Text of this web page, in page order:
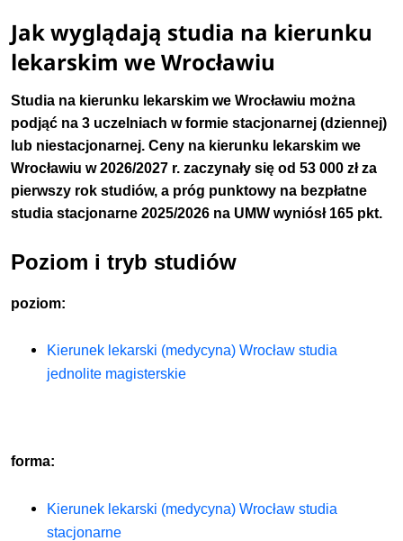
Jak wyglądają studia na kierunku
lekarskim we Wrocławiu
Studia na kierunku lekarskim we Wrocławiu można
podjąć na 3 uczelniach w formie stacjonarnej (dziennej)
lub niestacjonarnej. Ceny na kierunku lekarskim we
Wrocławiu w 2026/2027 r. zaczynały się od 53 000 zł za
pierwszy rok studiów, a próg punktowy na bezpłatne
studia stacjonarne 2025/2026 na UMW wyniósł 165 pkt.
Poziom i tryb studiów
poziom:
Kierunek lekarski (medycyna) Wrocław studia
jednolite magisterskie
forma:
Kierunek lekarski (medycyna) Wrocław studia
stacjonarne